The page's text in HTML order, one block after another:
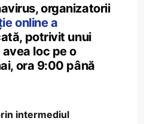
organizatorii
online a
potrivit unui
loc pe o
ora 9:00 până
intermediul